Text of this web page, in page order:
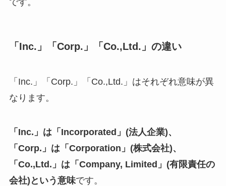
です。
「Inc.」「Corp.」「Co.,Ltd.」の違い
「Inc.」「Corp.」「Co.,Ltd.」はそれぞれ意味が異
なります。
「Inc.」は「Incorporated」(法人企業)、
「Corp.」は「Corporation」(株式会社)、
「Co.,Ltd.」は「Company, Limited」(有限責任の
会社)という意味です。